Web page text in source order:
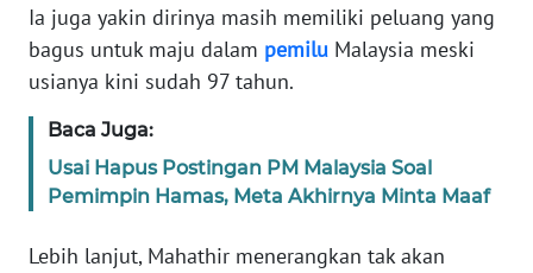
Ia juga yakin dirinya masih memiliki peluang yang
bagus untuk maju dalam pemilu Malaysia meski
usianya kini sudah 97 tahun.
Baca Juga:
Usai Hapus Postingan PM Malaysia Soal
Pemimpin Hamas, Meta Akhirnya Minta Maaf
Lebih lanjut, Mahathir menerangkan tak akan
KARIR
DISCLAIMER
Wahana
Regional
WN
SUMUT